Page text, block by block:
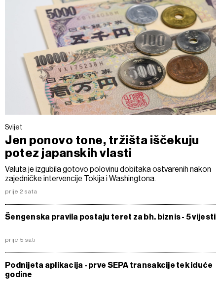
Svijet
Jen ponovo tone, tržišta iščekuju
potez japanskih vlasti
Valuta je izgubila gotovo polovinu dobitaka ostvarenih nakon
zajedničke intervencije Tokija i Washingtona.
prije 2 sata
Šengenska pravila postaju teret za bh. biznis - 5 vijesti
prije 5 sati
Podnijeta aplikacija - prve SEPA transakcije tek iduće
godine